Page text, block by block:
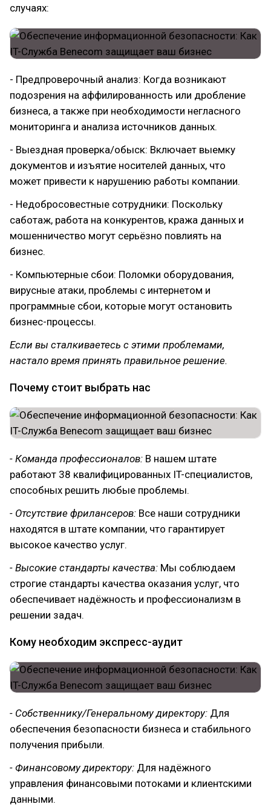
случаях:
- Предпроверочный анализ: Когда возникают
подозрения на аффилированность или дробление
бизнеса, а также при необходимости негласного
мониторинга и анализа источников данных.
- Выездная проверка/обыск: Включает выемку
документов и изъятие носителей данных, что
может привести к нарушению работы компании.
- Недобросовестные сотрудники: Поскольку
саботаж, работа на конкурентов, кража данных и
мошенничество могут серьёзно повлиять на
бизнес.
- Компьютерные сбои: Поломки оборудования,
вирусные атаки, проблемы с интернетом и
программные сбои, которые могут остановить
бизнес-процессы.
Если вы сталкиваетесь с этими проблемами,
настало время принять правильное решение.
Почему стоит выбрать нас
- Команда профессионалов: В нашем штате
работают 38 квалифицированных IT-специалистов,
способных решить любые проблемы.
- Отсутствие фрилансеров: Все наши сотрудники
находятся в штате компании, что гарантирует
высокое качество услуг.
- Высокие стандарты качества: Мы соблюдаем
строгие стандарты качества оказания услуг, что
обеспечивает надёжность и профессионализм в
решении задач.
Кому необходим экспресс-аудит
- Собственнику/Генеральному директору: Для
обеспечения безопасности бизнеса и стабильного
получения прибыли.
- Финансовому директору: Для надёжного
управления финансовыми потоками и клиентскими
данными.